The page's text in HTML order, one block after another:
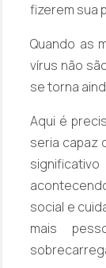
fizerem sua
Quando as
vírus não
se torna
Aqui é
seria capaz
social e
mais